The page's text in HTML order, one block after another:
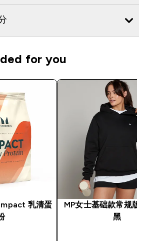
for you
乳清蛋
MP女士基础款常规版
黑